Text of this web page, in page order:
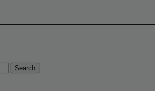
Search